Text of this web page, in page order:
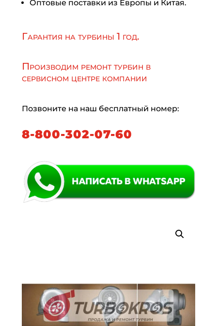
Оптовые поставки из Европы и Китая.
Гарантия на турбины 1 год.
Производим ремонт турбин в
сервисном центре компании
Позвоните на наш бесплатный номер:
8-800-302-07-60